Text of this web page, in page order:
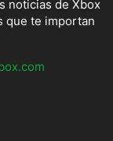
noticias de Xbox
que te importan